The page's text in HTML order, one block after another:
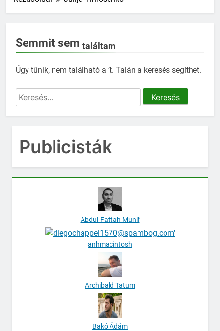
Semmit sem találtam
Úgy tűnik, nem található a ’t. Talán a keresés segíthet.
Keresés:
Publicisták
Abdul-Fattah Munif
anhmacintosh
Archibald Tatum
Bakó Ádám